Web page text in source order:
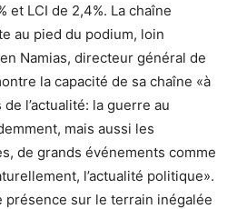
et LCI de 2,4%. La chaîne
au pied du podium, loin
Namias, directeur général de
la capacité de sa chaîne «à
l’actualité: la guerre au
mais aussi les
de grands événements comme
l’actualité politique».
présence sur le terrain inégalée